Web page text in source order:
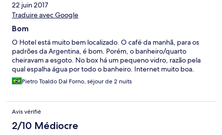
22 juin 2017
Traduire avec Google
Bom
O Hotel está muito bem localizado. O café da manhã, para os
padrões da Argentina, é bom. Porém, o banheiro/quarto
cheiravam a esgoto. No box há um pequeno vidro, razão pela
qual espalha água por todo o banheiro. Internet muito boa.
Pietro Toaldo Dal Forno, séjour de 2 nuits
Avis vérifié
2/10 Médiocre